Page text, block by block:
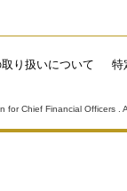
り扱いについて 特
for Chief Financial Officers .